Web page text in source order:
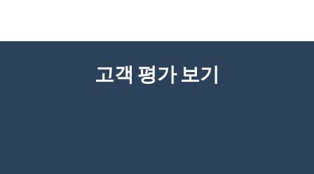
고객 평가 보기